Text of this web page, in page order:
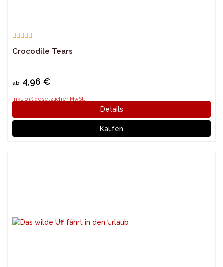
Crocodile Tears
ab 4,96 €
inkl. 19% gesetzlicher MwSt.
Details
Kaufen